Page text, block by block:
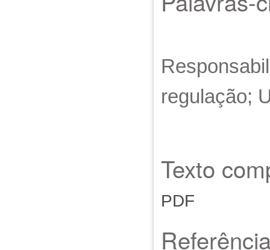
regulação;
Texto
PDF